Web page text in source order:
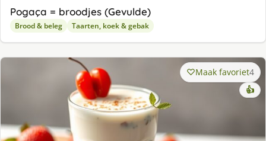
Pogaça = broodjes (Gevulde)
Brood & beleg Taarten, koek & gebak
Maak favoriet4
👍